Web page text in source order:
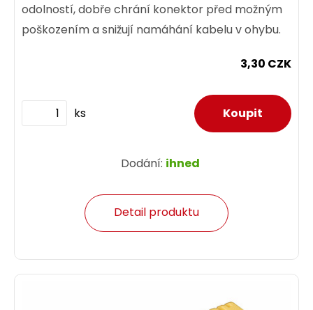
odolností, dobře chrání konektor před možným
poškozením a snižují namáhání kabelu v ohybu.
3,30 CZK
ks
Dodání: ihned
Detail produktu